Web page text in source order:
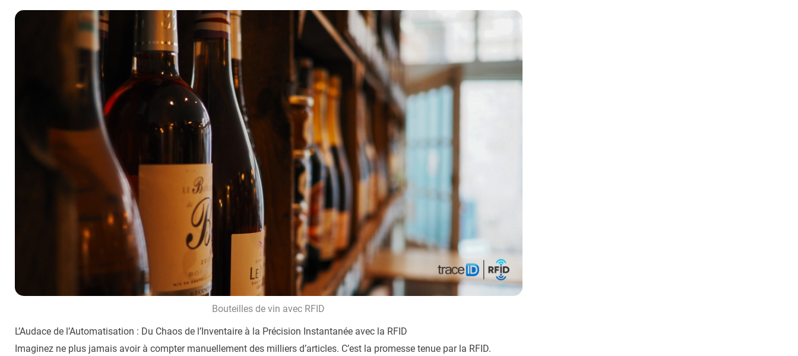
Bouteilles de vin avec RFID
L’Audace de l’Automatisation : Du Chaos de l’Inventaire à la Précision Instantanée avec la RFID
Imaginez ne plus jamais avoir à compter manuellement des milliers d’articles. C’est la promesse tenue par la RFID.